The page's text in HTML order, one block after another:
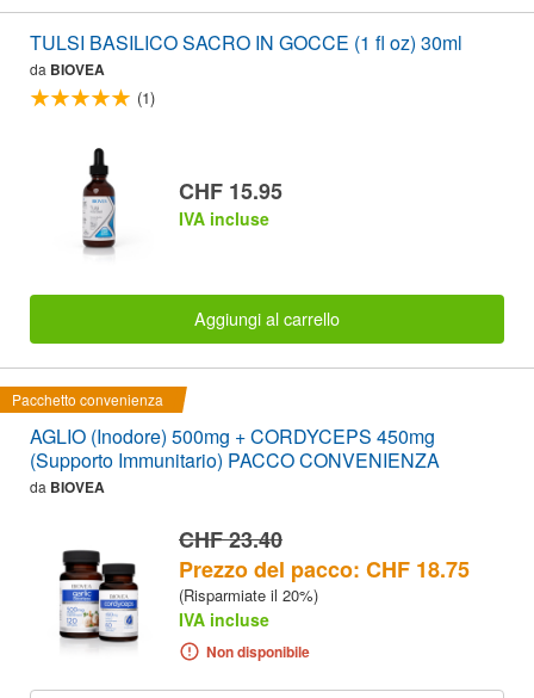
TULSI BASILICO SACRO IN GOCCE (1 fl oz) 30ml
da BIOVEA
(1)
CHF 15.95
IVA incluse
Aggiungi al carrello
Pacchetto convenienza
AGLIO (Inodore) 500mg + CORDYCEPS 450mg
(Supporto Immunitario) PACCO CONVENIENZA
da BIOVEA
CHF 23.40
Prezzo del pacco: CHF 18.75
(Risparmiate il 20%)
IVA incluse
Non disponibile